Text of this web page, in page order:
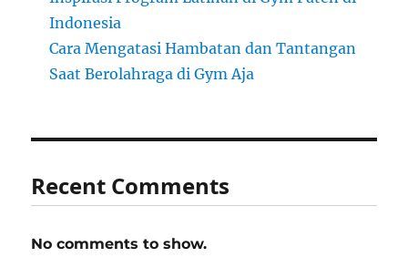
Indonesia
Cara Mengatasi Hambatan dan Tantangan
Saat Berolahraga di Gym Aja
Recent Comments
No comments to show.